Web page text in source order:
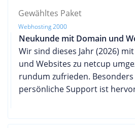
Gewähltes Paket
Webhosting 2000
Neukunde mit Domain und
Wir sind dieses Jahr (2026)
und Websites zu netcup
rundum zufrieden.
persönliche Support ist